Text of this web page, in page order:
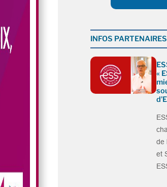
INFOS PARTENAIRES
«
de
et